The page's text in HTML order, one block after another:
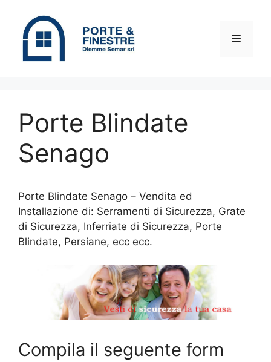
contenuto
Menu
Porte Blindate
Senago
Porte Blindate Senago – Vendita ed
Installazione di: Serramenti di Sicurezza, Grate
di Sicurezza, Inferriate di Sicurezza, Porte
Blindate, Persiane, ecc ecc.
Compila il seguente form